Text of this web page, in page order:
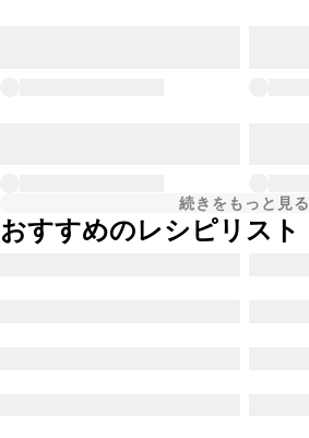
続きをもっと見る
おすすめのレシピリスト